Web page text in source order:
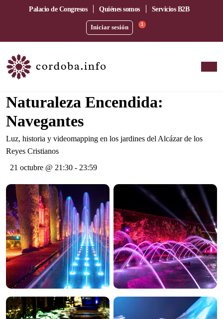
Palacio de Congresos Quiénes somos Servicios B2B
Iniciar sesión 1
Naturaleza Encendida:
Navegantes
Luz, historia y videomapping en los jardines del Alcázar de los
Reyes Cristianos
21 octubre @ 21:30 - 23:59